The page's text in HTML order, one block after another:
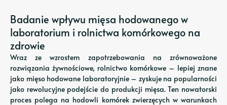
Badanie wpływu mięsa hodowanego w
laboratorium i rolnictwa komórkowego na
zdrowie
Wraz ze wzrostem zapotrzebowania na zrównoważone
rozwiązania żywnościowe, rolnictwo komórkowe – lepiej znane
jako mięso hodowane laboratoryjnie – zyskuje na popularności
jako rewolucyjne podejście do produkcji mięsa. Ten nowatorski
proces polega na hodowli komórek zwierzęcych w warunkach